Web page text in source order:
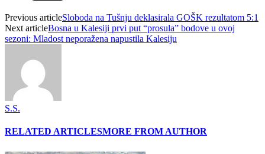
Previous articleSloboda na Tušnju deklasirala GOŠK rezultatom 5:1
Next articleBosna u Kalesiji prvi put “prosula” bodove u ovoj
sezoni: Mladost neporažena napustila Kalesiju
S.S.
RELATED ARTICLESMORE FROM AUTHOR